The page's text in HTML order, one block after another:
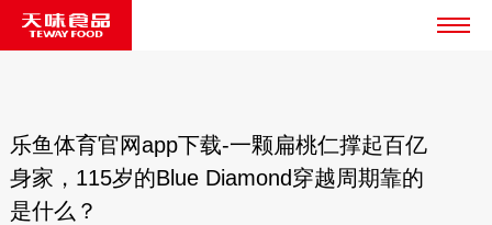
乐鱼体育官网app下载-一颗扁桃仁撑起百亿
身家，115岁的Blue Diamond穿越周期靠的
是什么？